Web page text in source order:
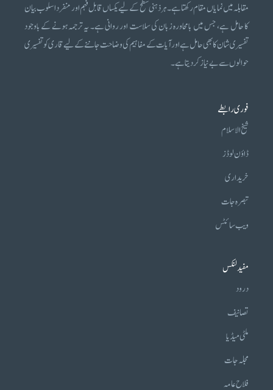
مقابلہ میں نمایاں مقام رکھتا ہے۔ ہر ذہنی سطح کے لیے یکساں قابل فہم اور منفرد اسلوب بیان
کا حامل ہے، جس میں بامحاورہ زبان کی سلاست اور روانی ہے۔ یہ ترجمہ ہونے کے باوجود
تفسیری شان کا بھی حامل ہے اور آیات کے مفاہیم کی وضاحت جاننے کے لیے قاری کو تفسیری
حوالوں سے بے نیاز کر دیتا ہے۔
فوری رابطے
شیخ الاسلام
ڈاؤن لوڈز
خریداری
تبصرہ جات
ویب سائٹس
مفید لنکس
درود
تصانیف
ملٹی میڈیا
مجلہ جات
فلاح عامہ